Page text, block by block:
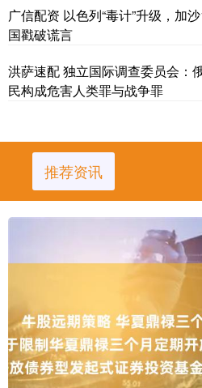
广信配资 以色列“毒计”升级，加
国戳破谎言
洪萨速配 独立国际调查委员会：
民构成危害人类罪与战争罪
推荐资讯